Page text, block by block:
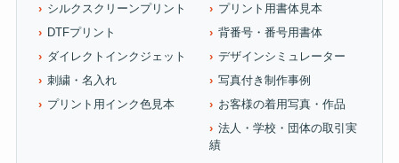
シルクスクリーンプリント
DTFプリント
ダイレクトインクジェット
刺繍・名入れ
プリント用インク色見本
プリント用書体見本
背番号・番号用書体
デザインシミュレーター
写真付き制作事例
お客様の着用写真・作品
法人・学校・団体の取引実
績